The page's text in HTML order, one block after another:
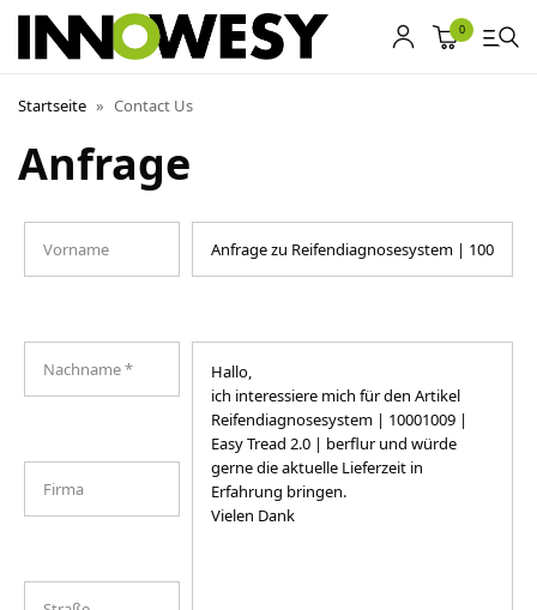
0
Startseite » Contact Us
Anfrage
Shop
Ankauf
Kontakt